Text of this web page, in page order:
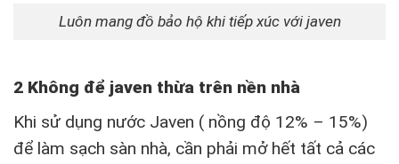
Luôn mang đồ bảo hộ khi tiếp xúc với javen
2 Không để javen thừa trên nền nhà
Khi sử dụng nước Javen ( nồng độ 12% – 15%)
để làm sạch sàn nhà, cần phải mở hết tất cả các